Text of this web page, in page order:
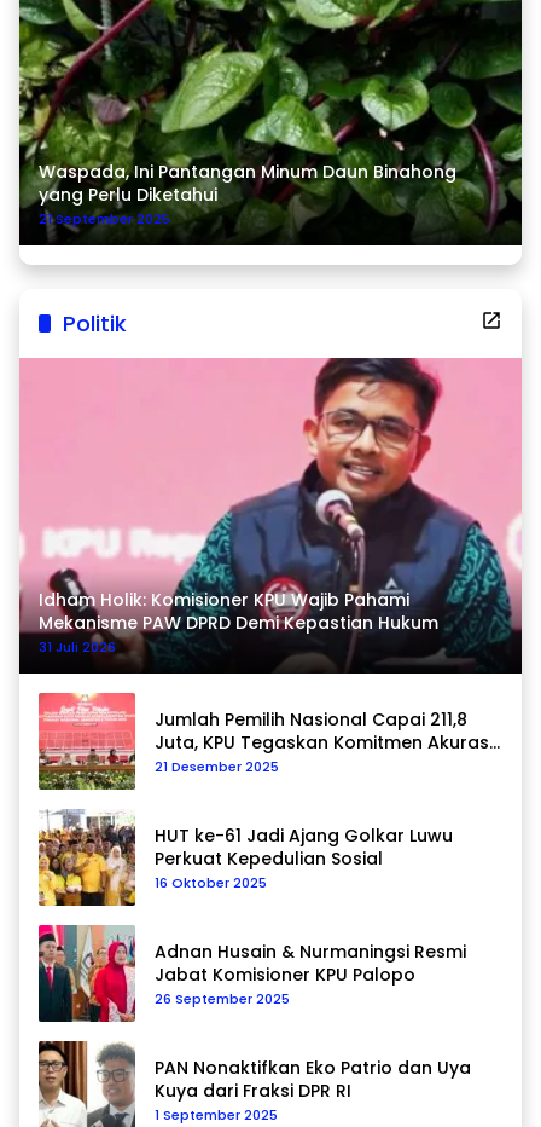
Waspada, Ini Pantangan Minum Daun Binahong
yang Perlu Diketahui
21 September 2025
Politik
Idham Holik: Komisioner KPU Wajib Pahami
Mekanisme PAW DPRD Demi Kepastian Hukum
31 Juli 2026
Jumlah Pemilih Nasional Capai 211,8
Juta, KPU Tegaskan Komitmen Akurasi
Data Berkelanjutan
21 Desember 2025
HUT ke-61 Jadi Ajang Golkar Luwu
Perkuat Kepedulian Sosial
16 Oktober 2025
Adnan Husain & Nurmaningsi Resmi
Jabat Komisioner KPU Palopo
26 September 2025
PAN Nonaktifkan Eko Patrio dan Uya
Kuya dari Fraksi DPR RI
1 September 2025